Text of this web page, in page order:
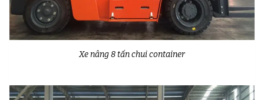
Xe nâng 8 tấn chui container